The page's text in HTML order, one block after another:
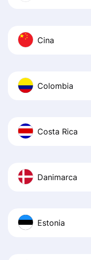
Cina
Colombia
Costa Rica
Danimarca
Estonia